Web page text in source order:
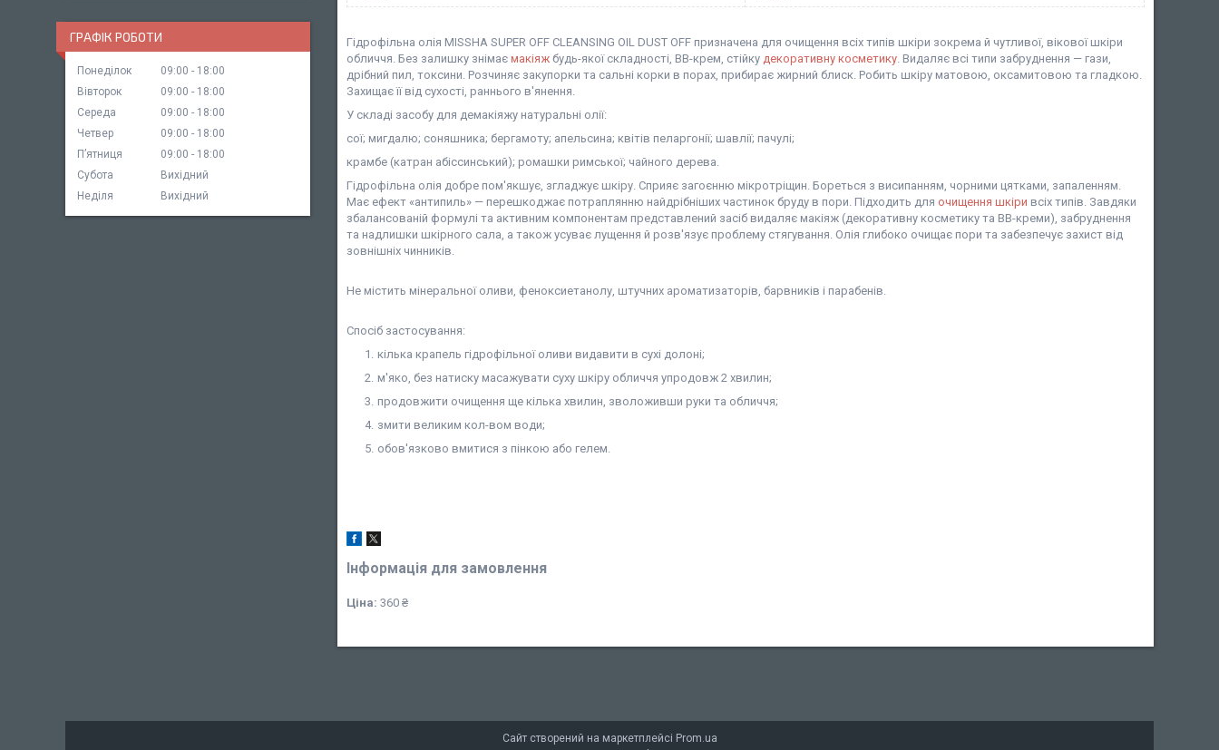
Гідрофільна олія MISSHA SUPER OFF CLEANSING OIL DUST OFF призначена для очищення всіх типів шкіри зокрема й чутливої, вікової шкіри
обличчя. Без залишку знімає макіяж будь-якої складності, BB-крем, стійку декоративну косметику . Видаляє всі типи забруднення — гази,
дрібний пил, токсини. Розчиняє закупорки та сальні корки в порах, прибирає жирний блиск. Робить шкіру матовою, оксамитовою та гладкою.
Захищає її від сухості, раннього в'янення.
У складі засобу для демакіяжу натуральні олії:
сої; мигдалю; соняшника; бергамоту; апельсина; квітів пеларгонії; шавлії; пачулі;
крамбе (катран абіссинський); ромашки римської; чайного дерева.
Гідрофільна олія добре пом'якшує, згладжує шкіру. Сприяє загоєнню мікротріщин. Бореться з висипанням, чорними цятками, запаленням.
Має ефект «антипиль» — перешкоджає потраплянню найдрібніших частинок бруду в пори. Підходить для очищення шкіри всіх типів. Завдяки
збалансованій формулі та активним компонентам представлений засіб видаляє макіяж (декоративну косметику та ВВ-креми), забруднення
та надлишки шкірного сала, а також усуває лущення й розв'язує проблему стягування. Олія глибоко очищає пори та забезпечує захист від
зовнішніх чинників.
Не містить мінеральної оливи, феноксиетанолу, штучних ароматизаторів, барвників і парабенів.
Спосіб застосування:
кілька крапель гідрофільної оливи видавити в сухі долоні;
м'яко, без натиску масажувати суху шкіру обличчя упродовж 2 хвилин;
продовжити очищення ще кілька хвилин, зволоживши руки та обличчя;
змити великим кол-вом води;
обов'язково вмитися з пінкою або гелем.
Інформація для замовлення
Ціна: 360 ₴
ГРАФІК РОБОТИ
Понеділок 09:00
18:00
Вівторок
09:00
18:00
Середа
09:00
18:00
Четвер
09:00
18:00
Пʼятниця
09:00
18:00
Субота
Вихідний
Неділя
Вихідний
Сайт створений на маркетплейсі Prom.ua